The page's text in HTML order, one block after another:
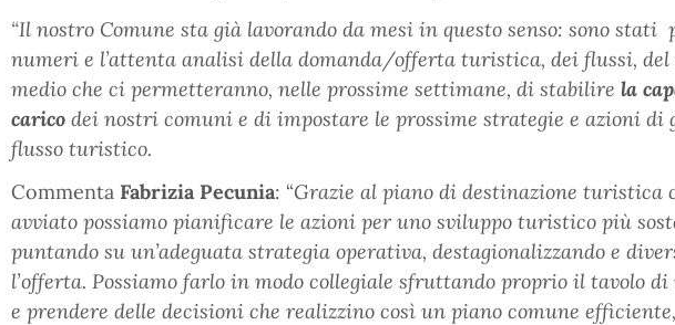
“Il nostro Comune sta già lavorando da mesi in questo senso: sono stati
numeri e l’attenta analisi della domanda/offerta turistica, dei flussi, del
medio che ci permetteranno, nelle prossime settimane, di stabilire la
caricodei nostri comuni e di impostare le prossime strategie e azioni di
flusso turistico.
Commenta Fabrizia Pecunia: “Grazie al piano di destinazione turistica
avviato possiamo pianificare le azioni per uno sviluppo turistico più
puntando su un’adeguata strategia operativa, destagionalizzando e
l’offerta. Possiamo farlo in modo collegiale sfruttando proprio il tavolo
e prendere delle decisioni che realizzino così un piano comune